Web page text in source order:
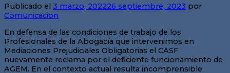
Publicado el 3 marzo, 202226 septiembre, 2023 por
Comunicacion
En defensa de las condiciones de trabajo de los
Profesionales de la Abogacía que intervenimos en
Mediaciones Prejudiciales Obligatorias el CASF
nuevamente reclama por el deficiente funcionamiento de
AGEM. En el contexto actual resulta incomprensible